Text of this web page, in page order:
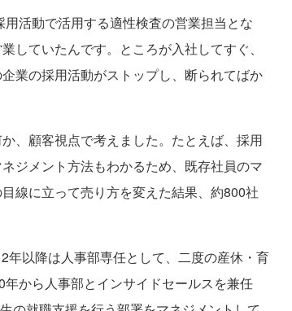
活動で活用する適性検査の営業担当とな
していたんです。ところが入社してすぐ、
業の採用活動がストップし、断られてばか
、顧客視点で考えました。たとえば、採用
ジメント方法もわかるため、既存社員のマ
線に立って売り方を変えた結果、約800社
以降は人事部専任として、二度の産休・育
から人事部とインサイドセールスを兼任